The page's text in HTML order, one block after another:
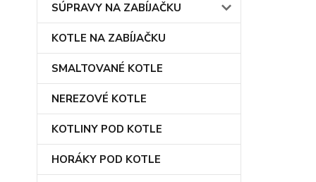
SÚPRAVY NA ZABÍJAČKU
KOTLE NA ZABÍJAČKU
SMALTOVANÉ KOTLE
NEREZOVÉ KOTLE
KOTLINY POD KOTLE
HORÁKY POD KOTLE